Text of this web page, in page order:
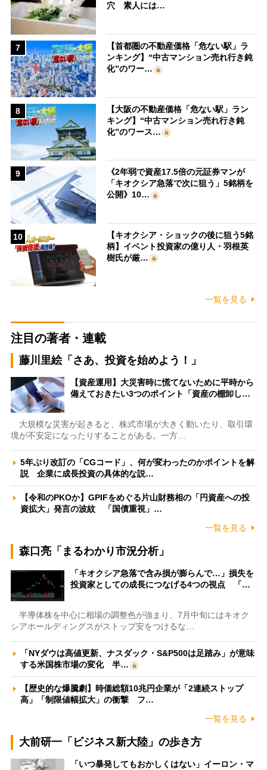
穴 素人には…
7
【首都圏の不動産価格「危ない駅」ラ
ンキング】“中古マンション売れ行き鈍
化”のワー…
8
【大阪の不動産価格「危ない駅」ラン
キング】“中古マンション売れ行き鈍
化”のワース…
9
《2年弱で資産17.5倍の元証券マンが
「キオクシア急落で次に狙う」5銘柄を
公開》10…
10
【キオクシア・ショックの後に狙う5銘
柄】イベント投資家の億り人・羽根英
樹氏が厳…
一覧を見る
注目の著者・連載
藤川里絵「さあ、投資を始めよう！」
【資産運用】大災害時に慌てないために平時から
備えておきたい3つのポイント「資産の棚卸し…
大規模な災害が起きると、株式市場が大きく動いたり、取引環
境が不安定になったりすることがある。一方…
5年ぶり改訂の「CGコード」、何が変わったのかポイントを解
説 企業に成長投資の具体的な説…
【令和のPKOか】GPIFをめぐる片山財務相の「円資産への投
資拡大」発言の波紋 「国債重視」…
一覧を見る
森口亮「まるわかり市況分析」
「キオクシア急落で含み損が膨らんで…」損失を
投資家としての成長につなげる4つの視点 「…
半導体株を中心に相場の調整色が強まり、7月中旬にはキオク
シアホールディングスがストップ安をつけるな…
「NYダウは高値更新、ナスダック・S&P500は足踏み」が意味
する米国株市場の変化 半…
【歴史的な爆騰劇】時価総額10兆円企業が「2連続ストップ
高」「制限値幅拡大」の衝撃 フ…
一覧を見る
大前研一「ビジネス新大陸」の歩き方
「いつ暴発してもおかしくはない」イーロン・マ